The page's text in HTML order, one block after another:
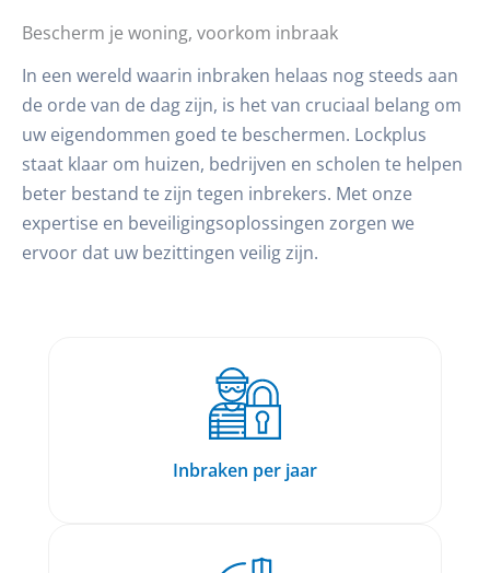
Bescherm je woning, voorkom inbraak
In een wereld waarin inbraken helaas nog steeds aan
de orde van de dag zijn, is het van cruciaal belang om
uw eigendommen goed te beschermen. Lockplus
staat klaar om huizen, bedrijven en scholen te helpen
beter bestand te zijn tegen inbrekers. Met onze
expertise en beveiligingsoplossingen zorgen we
ervoor dat uw bezittingen veilig zijn.
Inbraken per jaar